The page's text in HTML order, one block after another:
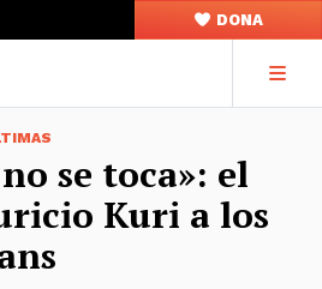
DONA
se toca»: el
Kuri a los